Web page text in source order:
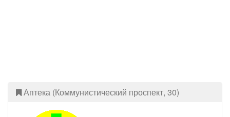
Аптека (Коммунистический проспект, 30)